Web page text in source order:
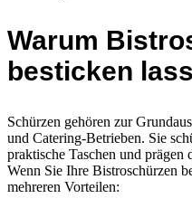
Warum
besticken
Schürzen gehören zur
und Catering-Betrieben. Sie
praktische Taschen und prägen
Wenn Sie Ihre Bistroschürzen
mehreren Vorteilen: